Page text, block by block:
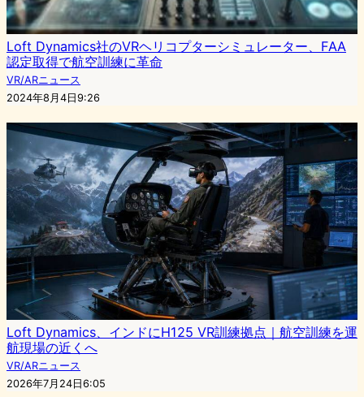
Loft Dynamics社のVRヘリコプターシミュレーター、FAA
認定取得で航空訓練に革命
VR/ARニュース
2024年8月4日9:26
Loft Dynamics、インドにH125 VR訓練拠点｜航空訓練を運
航現場の近くへ
VR/ARニュース
2026年7月24日6:05